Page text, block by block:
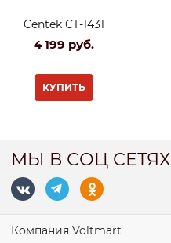
Centek CT-1431
4 199 руб.
КУПИТЬ
МЫ В СОЦ СЕТЯХ
Компания Voltmart